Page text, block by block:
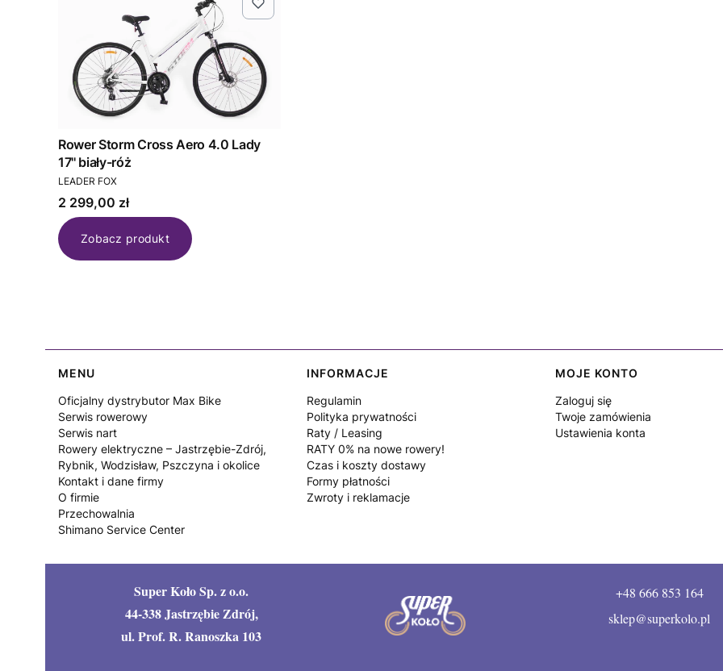
Rower Storm Cross Aero 4.0 Lady
17'' biały-róż
PRODUCENT
LEADER FOX
Cena
2 299,00 zł
Zobacz produkt
Linki w stopce
MENU
Oficjalny dystrybutor Max Bike
Serwis rowerowy
Serwis nart
Rowery elektryczne – Jastrzębie-Zdrój,
Rybnik, Wodzisław, Pszczyna i okolice
Kontakt i dane firmy
O firmie
Przechowalnia
Shimano Service Center
INFORMACJE
Regulamin
Polityka prywatności
Raty / Leasing
RATY 0% na nowe rowery!
Czas i koszty dostawy
Formy płatności
Zwroty i reklamacje
MOJE KONTO
Zaloguj się
Twoje zamówienia
Ustawienia konta
Super Koło Sp. z o.o.
44-338 Jastrzębie Zdrój,
ul. Prof. R. Ranoszka 103
+48 666 853 164
sklep@superkolo.pl